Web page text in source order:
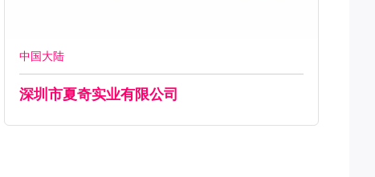
中国大陆
深圳市夏奇实业有限公司